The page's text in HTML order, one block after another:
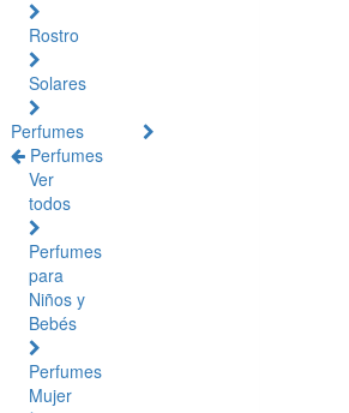
Rostro
Solares
Perfumes
Perfumes
Ver
todos
Perfumes
para
Niños y
Bebés
Perfumes
Mujer